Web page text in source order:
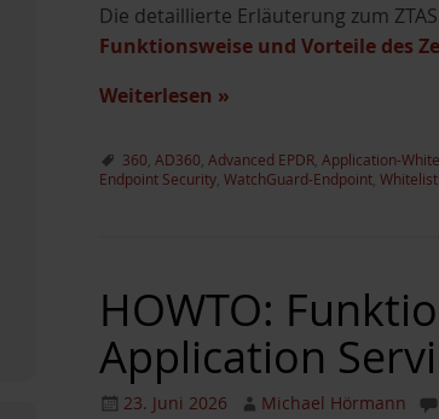
Die detaillierte Erläuterung zum
Funktionsweise und Vorteile des
Weiterlesen »
360 AD360 Advanced EPDR Application-
Endpoint Security WatchGuard-Endpoint
HOWTO:
Application
23. Juni 2026 Michael Hörmann